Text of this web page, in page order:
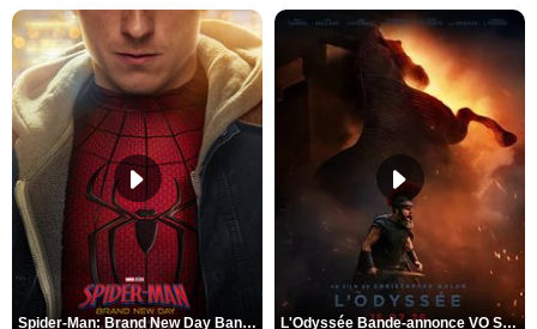
Spider-Man: Brand New Day Bande-annonce VO STFR L'Odyssée Bande-annonce VO STFR